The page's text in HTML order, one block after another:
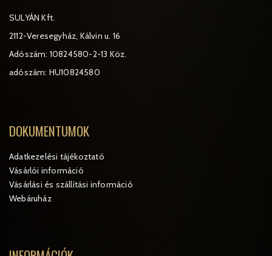
SULYÁN Kft.
2112-Veresegyház, Kálvin u. 16
Adószám: 10824580-2-13 Köz.
adószám: HU10824580
DOKUMENTUMOK
Adatkezelési tájékoztató
Vásárlói információ
Vásárlási és szállítási információ
Webáruház